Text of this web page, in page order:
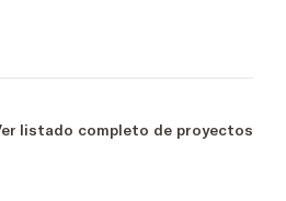
listado completo de proyectos